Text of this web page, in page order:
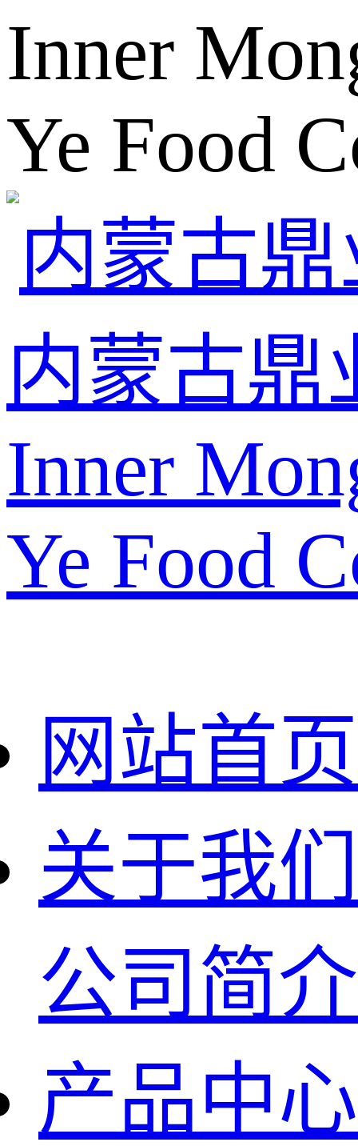
Inner
Ye Food
内蒙古鼎
Inner
Ye Food
网站首页
关于我们
公司简介
产品中心